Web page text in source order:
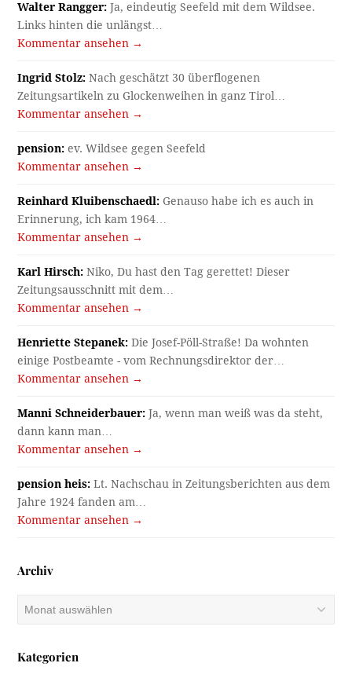
Walter Rangger: Ja, eindeutig Seefeld mit dem Wildsee.
Links hinten die unlängst…
Kommentar ansehen →
Ingrid Stolz: Nach geschätzt 30 überflogenen
Zeitungsartikeln zu Glockenweihen in ganz Tirol…
Kommentar ansehen →
pension: ev. Wildsee gegen Seefeld
Kommentar ansehen →
Reinhard Kluibenschaedl: Genauso habe ich es auch in
Erinnerung, ich kam 1964…
Kommentar ansehen →
Karl Hirsch: Niko, Du hast den Tag gerettet! Dieser
Zeitungsausschnitt mit dem…
Kommentar ansehen →
Henriette Stepanek: Die Josef-Pöll-Straße! Da wohnten
einige Postbeamte - vom Rechnungsdirektor der…
Kommentar ansehen →
Manni Schneiderbauer: Ja, wenn man weiß was da steht,
dann kann man…
Kommentar ansehen →
pension heis: Lt. Nachschau in Zeitungsberichten aus dem
Jahre 1924 fanden am…
Kommentar ansehen →
Archiv
Archiv
Kategorien